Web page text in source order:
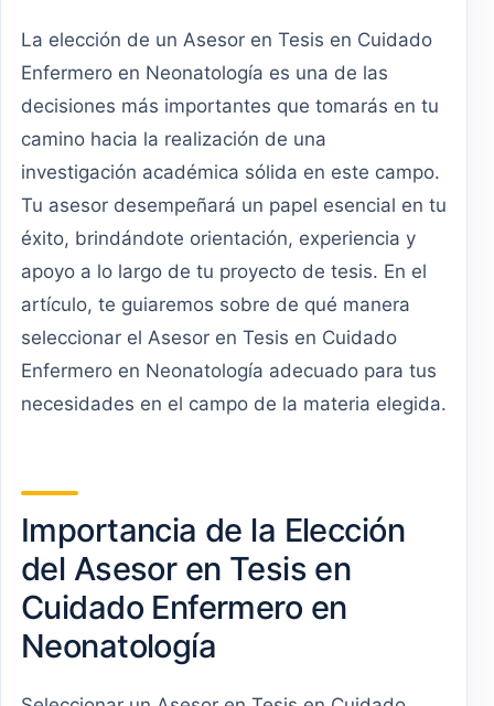
La elección de un Asesor en Tesis en Cuidado
Enfermero en Neonatología es una de las
decisiones más importantes que tomarás en tu
camino hacia la realización de una
investigación académica sólida en este campo.
Tu asesor desempeñará un papel esencial en tu
éxito, brindándote orientación, experiencia y
apoyo a lo largo de tu proyecto de tesis. En el
artículo, te guiaremos sobre de qué manera
seleccionar el Asesor en Tesis en Cuidado
Enfermero en Neonatología adecuado para tus
necesidades en el campo de la materia elegida.
Importancia de la Elección
del Asesor en Tesis en
Cuidado Enfermero en
Neonatología